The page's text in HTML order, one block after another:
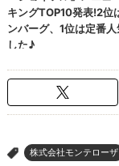
> 株式会社モンテローザ